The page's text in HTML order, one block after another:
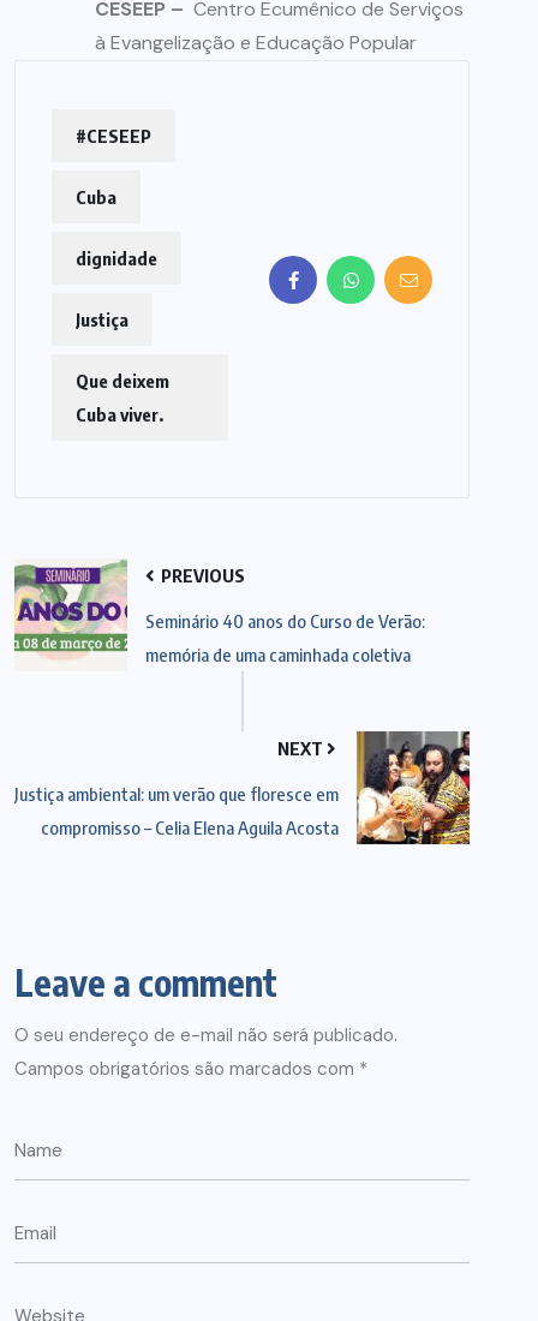
CESEEP – Centro Ecumênico de Serviços
à Evangelização e Educação Popular
#CESEEP
Cuba
dignidade
Justiça
Que deixem
Cuba viver.
PREVIOUS
Seminário 40 anos do Curso de Verão:
memória de uma caminhada coletiva
NEXT
Justiça ambiental: um verão que floresce em
compromisso – Celia Elena Aguila Acosta
Leave a comment
O seu endereço de e-mail não será publicado.
Campos obrigatórios são marcados com *